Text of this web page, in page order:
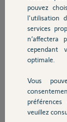
Autres
Devis
Contact
ma box dans
Merci,
pouvez
l'utilisation
services
cependant
optimale.
Vous
veuillez